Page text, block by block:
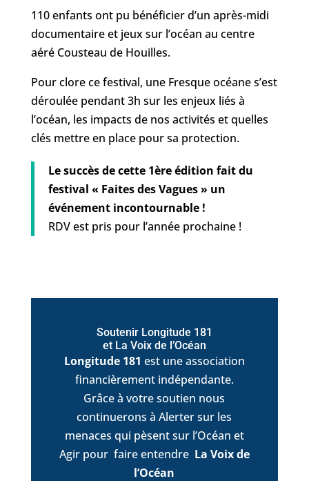
110 enfants ont pu bénéficier d’un après-midi
documentaire et jeux sur l’océan au centre
aéré Cousteau de Houilles.
Pour clore ce festival, une Fresque océane s’est
déroulée pendant 3h sur les enjeux liés à
l’océan, les impacts de nos activités et quelles
clés mettre en place pour sa protection.
Le succès de cette 1ère édition fait du
festival « Faites des Vagues » un
événement incontournable !
RDV est pris pour l’année prochaine !
Soutenir Longitude 181
et La Voix de l’Océan
Longitude 181 est une association
financièrement indépendante.
Grâce à votre soutien nous
continuerons à Alerter sur les
menaces qui pèsent sur l’Océan et
Agir pour faire entendre La Voix de
l’Océan